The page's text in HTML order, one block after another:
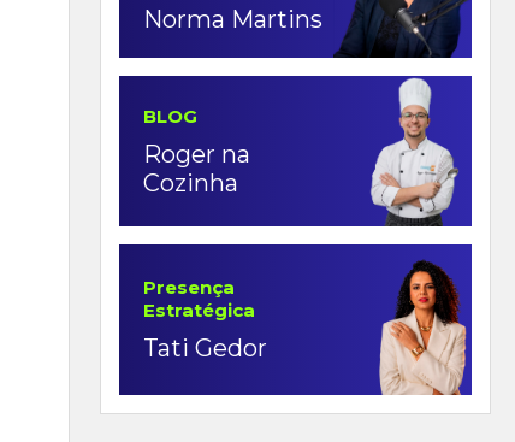
Norma Martins
BLOG
Roger na
Cozinha
Presença
Estratégica
Tati Gedor